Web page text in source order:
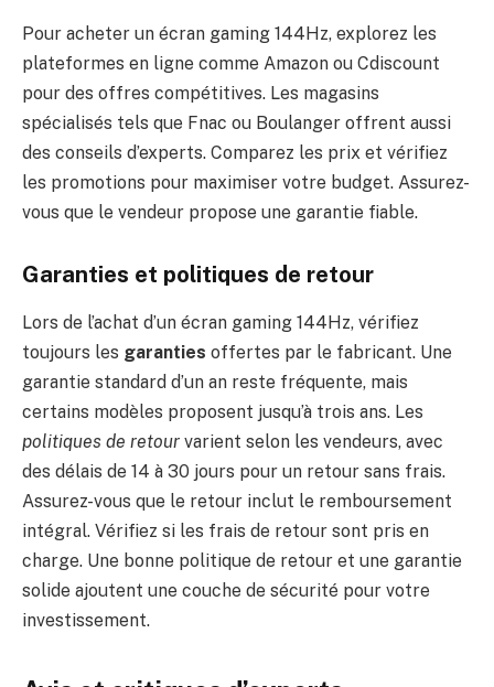
Pour acheter un écran gaming 144Hz, explorez les
plateformes en ligne comme Amazon ou Cdiscount
pour des offres compétitives. Les magasins
spécialisés tels que Fnac ou Boulanger offrent aussi
des conseils d’experts. Comparez les prix et vérifiez
les promotions pour maximiser votre budget. Assurez-
vous que le vendeur propose une garantie fiable.
Garanties et politiques de retour
Lors de l’achat d’un écran gaming 144Hz, vérifiez
toujours les garanties offertes par le fabricant. Une
garantie standard d’un an reste fréquente, mais
certains modèles proposent jusqu’à trois ans. Les
politiques de retour varient selon les vendeurs, avec
des délais de 14 à 30 jours pour un retour sans frais.
Assurez-vous que le retour inclut le remboursement
intégral. Vérifiez si les frais de retour sont pris en
charge. Une bonne politique de retour et une garantie
solide ajoutent une couche de sécurité pour votre
investissement.